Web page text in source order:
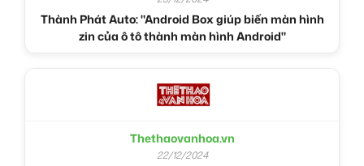
Thành Phát Auto: "Android Box giúp biến màn hình
zin của ô tô thành màn hình Android"
Thethaovanhoa.vn
22/12/2024